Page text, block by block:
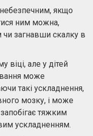
якщо
ним можна,
загнавши скалку в
але у дітей
може
такі ускладнення,
мозку, і може
тяжким
ускладненням.